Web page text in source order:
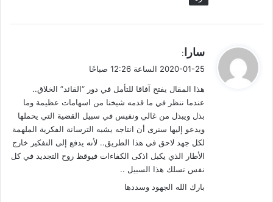
اختصاصه ومجاله وحقله.
الهمم على ثغرات القضية
صاحب الهمة واقف على ثغرة من ثغرات القضية، وهكذا هي علياء
الهمم ترمي حبَّها وتسقيها لتراها مثمرةً جنيَّة.
وها هنا اليوم في الأمة مشروع تفرَّد بفكر وجهد حاملًا قضية.. رافعًا
ي
ل
سارا
:
2020-01-25 الساعة 12:26 صباحًا
هذا المقال يفتح آفاقا للتأمل في دور “القائد” الخلاق..
عندما ننظر في ما قدمه شيخنا من اسهامات عظيمة وما
بذل ويبذل من غالي ونفيس في سبيل القضية التي يحملها
ويدعو إليها سنرى أن انتاجه يشبه الترسانة الفكرية الملهمة
لكل جهد لاحق في هذا الطريق.. لأنه يدفع إلى التفكير خارج
الأطار الذي يكبل اذكى الكفاءات فيوقظ روح التجديد في كل
نفس تسلك هذا السبيل ..
بارك الله الجهود وسددها